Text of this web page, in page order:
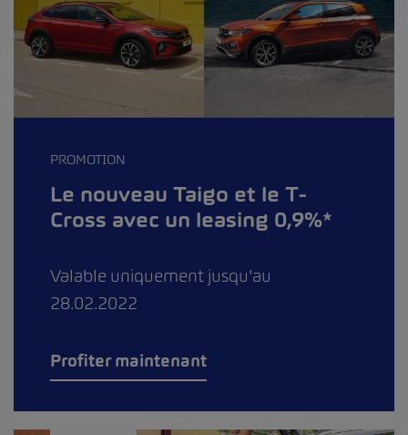
PROMOTION
Le nouveau Taigo et le T-
Cross avec un leasing 0,9%*
Valable uniquement jusqu'au
28.02.2022
Profiter maintenant